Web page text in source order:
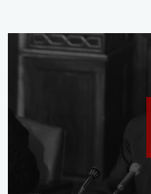
seconds
minute,